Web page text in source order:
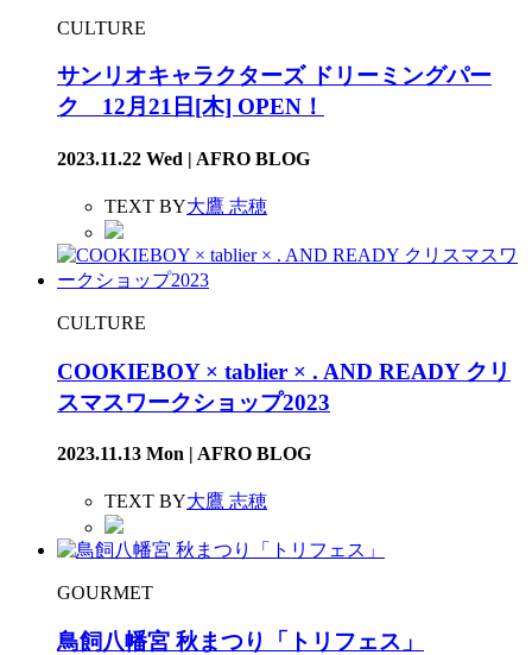
CULTURE
サンリオキャラクターズ ドリーミングパー
ク 12月21日[木] OPEN！
2023.11.22 Wed | AFRO BLOG
TEXT BY大鷹 志穂
CULTURE
COOKIEBOY × tablier × . AND READY クリ
スマスワークショップ2023
2023.11.13 Mon | AFRO BLOG
TEXT BY大鷹 志穂
GOURMET
鳥飼八幡宮 秋まつり「トリフェス」